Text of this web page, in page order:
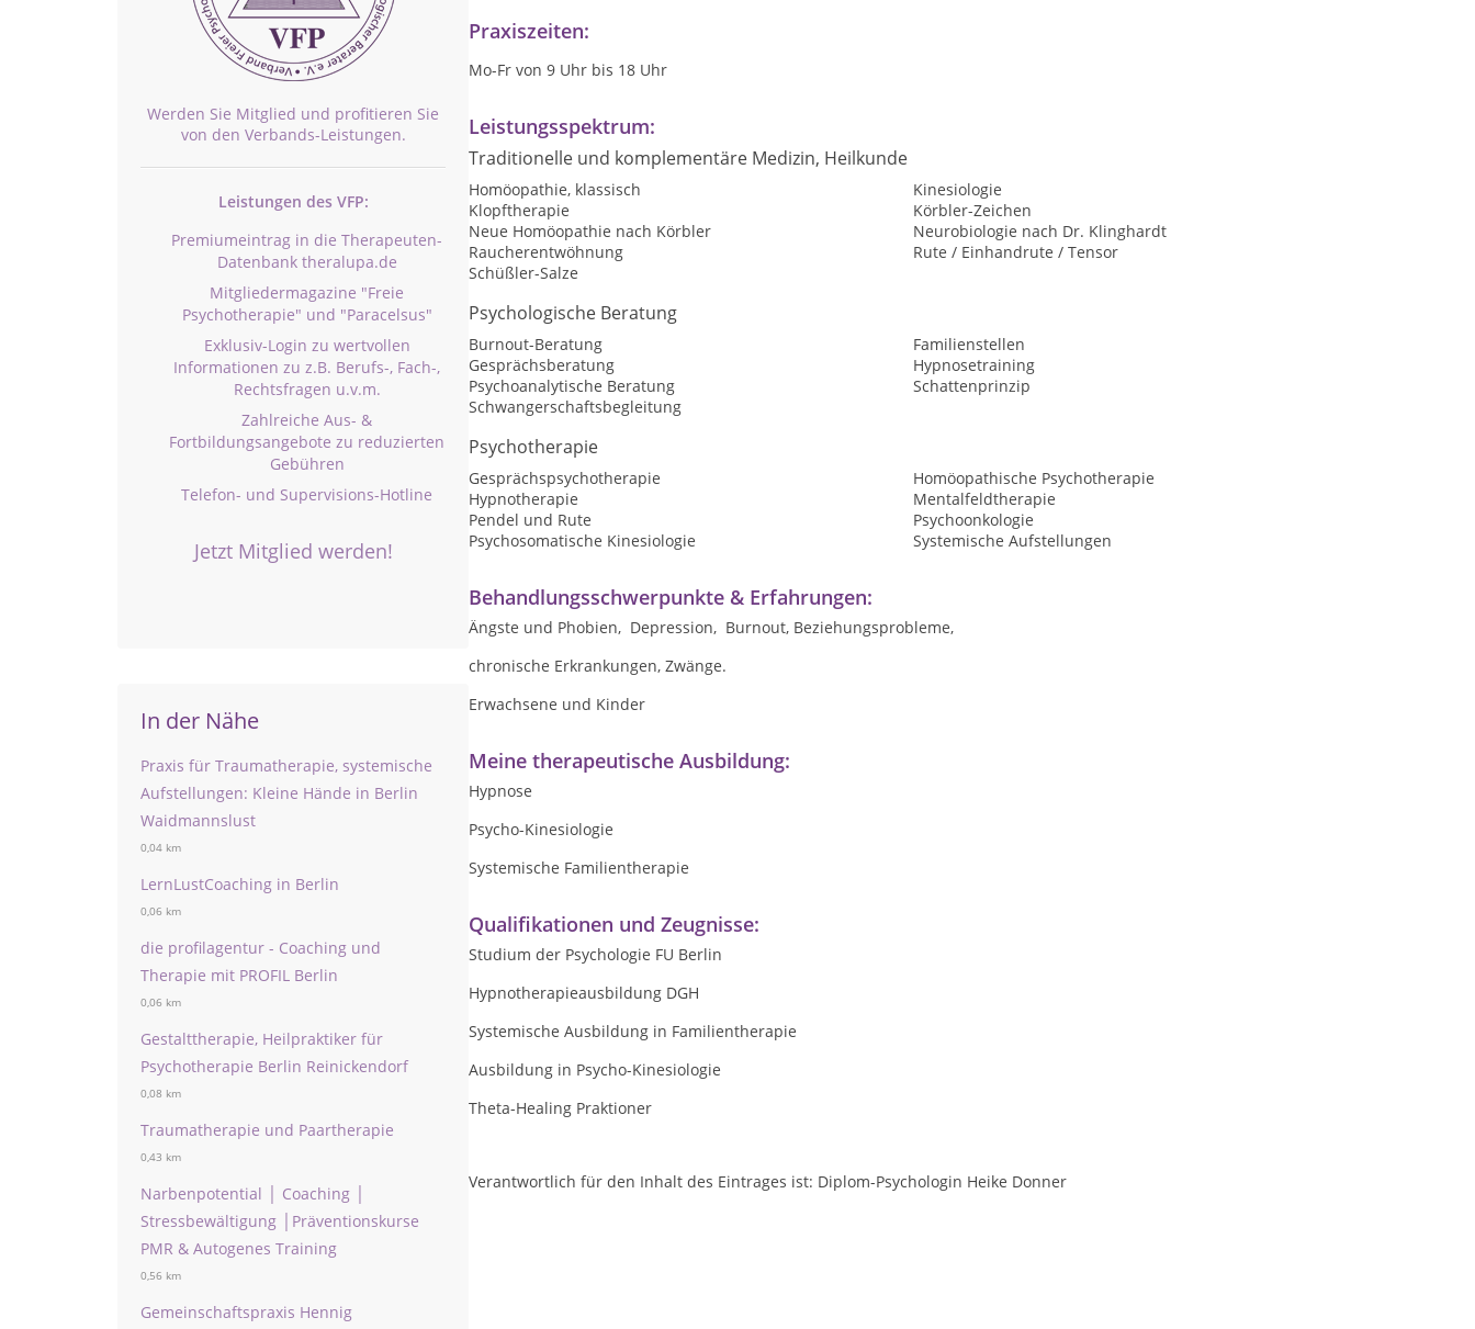
Werden Sie Mitglied und profitieren Sie
von den Verbands-Leistungen.
Leistungen des VFP:
Premiumeintrag in die Therapeuten-
Datenbank theralupa.de
Mitgliedermagazine "Freie
Psychotherapie" und "Paracelsus"
Exklusiv-Login zu wertvollen
Informationen zu z.B. Berufs-, Fach-,
Rechtsfragen u.v.m.
Zahlreiche Aus- &
Fortbildungsangebote zu reduzierten
Gebühren
Telefon- und Supervisions-Hotline
Jetzt Mitglied werden!
In der Nähe
Praxis für Traumatherapie, systemische
Aufstellungen: Kleine Hände in Berlin
Waidmannslust
0,04 km
LernLustCoaching in Berlin
0,06 km
die profilagentur - Coaching und
Therapie mit PROFIL Berlin
0,06 km
Gestalttherapie, Heilpraktiker für
Psychotherapie Berlin Reinickendorf
0,08 km
Traumatherapie und Paartherapie
0,43 km
Narbenpotential │ Coaching │
Stressbewältigung │Präventionskurse
PMR & Autogenes Training
0,56 km
Gemeinschaftspraxis Hennig
Praxiszeiten:
Mo-Fr von 9 Uhr bis 18 Uhr
Leistungsspektrum:
Traditionelle und komplementäre Medizin, Heilkunde
Homöopathie, klassisch
Kinesiologie
Klopftherapie
Körbler-Zeichen
Neue Homöopathie nach Körbler
Neurobiologie nach Dr. Klinghardt
Raucherentwöhnung
Rute / Einhandrute / Tensor
Schüßler-Salze
Psychologische Beratung
Burnout-Beratung
Familienstellen
Gesprächsberatung
Hypnosetraining
Psychoanalytische Beratung
Schattenprinzip
Schwangerschaftsbegleitung
Psychotherapie
Gesprächspsychotherapie
Homöopathische Psychotherapie
Hypnotherapie
Mentalfeldtherapie
Pendel und Rute
Psychoonkologie
Psychosomatische Kinesiologie
Systemische Aufstellungen
Behandlungsschwerpunkte & Erfahrungen:
Ängste und Phobien, Depression, Burnout, Beziehungsprobleme,
chronische Erkrankungen, Zwänge.
Erwachsene und Kinder
Meine therapeutische Ausbildung:
Hypnose
Psycho-Kinesiologie
Systemische Familientherapie
Qualifikationen und Zeugnisse:
Studium der Psychologie FU Berlin
Hypnotherapieausbildung DGH
Systemische Ausbildung in Familientherapie
Ausbildung in Psycho-Kinesiologie
Theta-Healing Praktioner
Verantwortlich für den Inhalt des Eintrages ist: Diplom-Psychologin Heike Donner